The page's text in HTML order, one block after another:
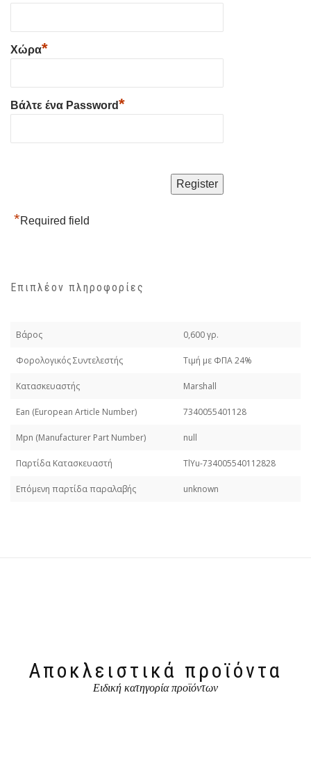
Χώρα*
Βάλτε ένα Password*
*Required field
Επιπλέον πληροφορίες
Βάρος 0,600 γρ.
Φορολογικός Συντελεστής Τιμή με ΦΠΑ 24%
Κατασκευαστής Marshall
Εan (European Article Number) 7340055401128
Mpn (Manufacturer Part Number) null
Παρτίδα Κατασκευαστή TlYu-734005540112828
Επόμενη παρτίδα παραλαβής unknown
Αποκλειστικά προϊόντα
Ειδική κατηγορία προϊόντων